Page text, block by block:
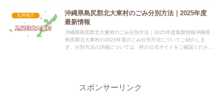
九州地方
沖縄県島尻郡北大東村のごみ分別方法｜2025年度
最新情報
沖縄県島尻郡北大東村のごみ分別方法｜2025年度最新情報沖縄県
島尻郡北大東村の2025年度のごみ分別方法についてご紹介しま
す。分別方法の詳細については、村の公式サイトをご確認くださ
スポンサーリンク